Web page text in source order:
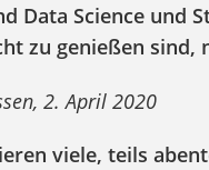
Data Science
zu genießen sind,
2. April 2020
viele, teils